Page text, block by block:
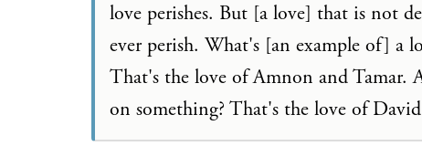
love perishes. But [a love] that is not
ever perish. What's [an example of] a
That's the love of Amnon and Tamar.
on something? That's the love of